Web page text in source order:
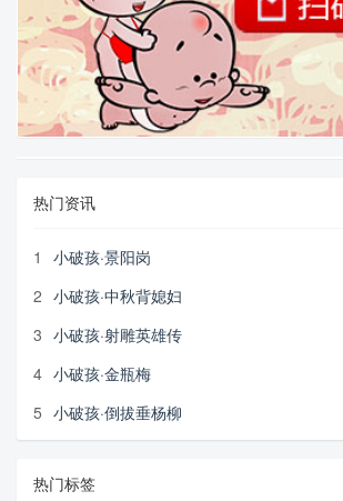
热门资讯
1
小破孩·景阳岗
2 小破孩·中秋背媳妇
3 小破孩·射雕英雄传
4 小破孩·金瓶梅
5 小破孩·倒拔垂杨柳
热门标签